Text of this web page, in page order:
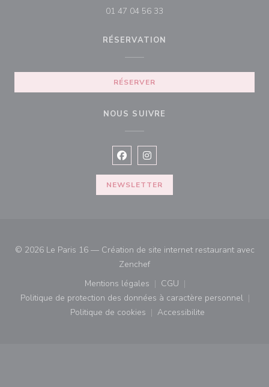
01 47 04 56 33
RÉSERVATION
RÉSERVER
NOUS SUIVRE
Facebook ((ouvre une nouvelle
Instagram ((ouvre une
NEWSLETTER
© 2026 Le Paris 16 — Création de site internet restaurant avec
Zenchef((ouvre une nouvelle fenêtre))
Mentions légales
((ouvre une nouvelle fenêtre))
CGU
((ouvre une nouvelle
Politique de protection des données à caractère personnel
((ouvre une nouvelle fenêtre))
Politique de cookies
((ouvre une nouvelle fenêtre))
Accessibilite
((ouvre une nouvelle